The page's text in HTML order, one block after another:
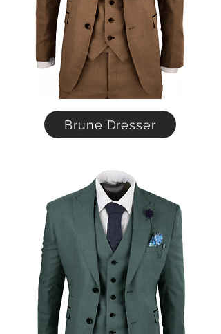
Brune Dresser